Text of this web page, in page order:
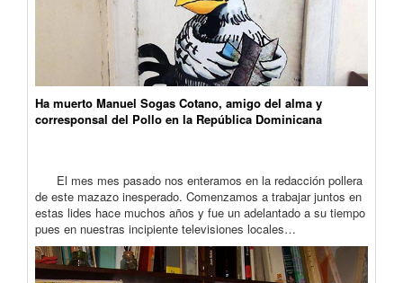
Ha muerto Manuel Sogas Cotano, amigo del alma y
corresponsal del Pollo en la República Dominicana
El mes mes pasado nos enteramos en la redacción pollera
de este mazazo inesperado. Comenzamos a trabajar juntos en
estas lides hace muchos años y fue un adelantado a su tiempo
pues en nuestras incipiente televisiones locales…